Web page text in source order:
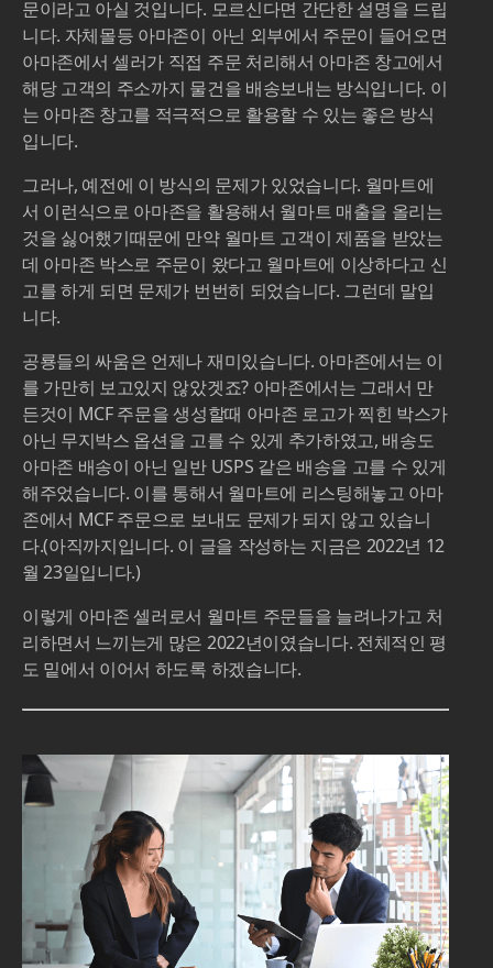
문이라고 아실 것입니다. 모르신다면 간단한 설명을 드립
니다. 자체몰등 아마존이 아닌 외부에서 주문이 들어오면
아마존에서 셀러가 직접 주문 처리해서 아마존 창고에서
해당 고객의 주소까지 물건을 배송보내는 방식입니다. 이
는 아마존 창고를 적극적으로 활용할 수 있는 좋은 방식
입니다.
그러나, 예전에 이 방식의 문제가 있었습니다. 월마트에
서 이런식으로 아마존을 활용해서 월마트 매출을 올리는
것을 싫어했기때문에 만약 월마트 고객이 제품을 받았는
데 아마존 박스로 주문이 왔다고 월마트에 이상하다고 신
고를 하게 되면 문제가 번번히 되었습니다. 그런데 말입
니다.
공룡들의 싸움은 언제나 재미있습니다. 아마존에서는 이
를 가만히 보고있지 않았겟죠? 아마존에서는 그래서 만
든것이 MCF 주문을 생성할때 아마존 로고가 찍힌 박스가
아닌 무지박스 옵션을 고를 수 있게 추가하였고, 배송도
아마존 배송이 아닌 일반 USPS 같은 배송을 고를 수 있게
해주었습니다. 이를 통해서 월마트에 리스팅해놓고 아마
존에서 MCF 주문으로 보내도 문제가 되지 않고 있습니
다.(아직까지입니다. 이 글을 작성하는 지금은 2022년 12
월 23일입니다.)
이렇게 아마존 셀러로서 월마트 주문들을 늘려나가고 처
리하면서 느끼는게 많은 2022년이였습니다. 전체적인 평
도 밑에서 이어서 하도록 하겠습니다.